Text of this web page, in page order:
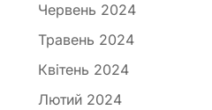
Червень 2024
Травень 2024
Квітень 2024
Лютий 2024